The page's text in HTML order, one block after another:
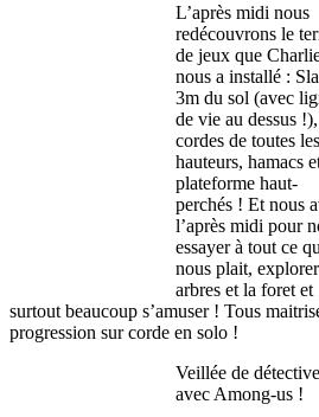
L’après midi nous
redécouvrons le
de jeux que
nous a installé :
3m du sol (avec
de vie au dessus !),
cordes de toutes les
hauteurs, hamacs
plateforme haut-
perchés ! Et nous
l’après midi pour
essayer à tout ce
nous plait,
arbres et la foret et
surtout beaucoup s’amuser ! Tous
progression sur corde en solo !
Veillée de
avec Among-us !